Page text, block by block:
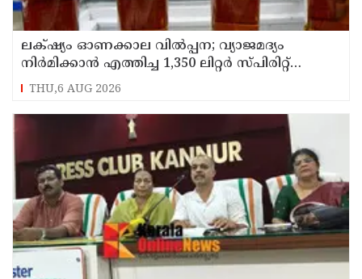
ലക്‌ഷ്യം ഓണക്കാല വിൽപ്പന; വ്യാജമദ്യം
നിർമിക്കാൻ എത്തിച്ച 1,350 ലിറ്റർ സ്പിരിറ്റ്
പിടികൂടി; രണ്ട് പേർ അറസ്റ്റിൽ
THU,6 AUG 2026